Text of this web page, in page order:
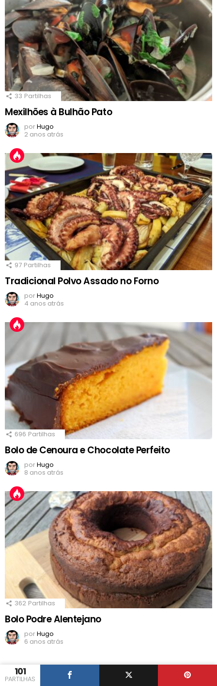
101
PARTILHAS
33 Partilhas
Mexilhões à Bulhão Pato
porHugo
2 anos atrás
97 Partilhas
Tradicional Polvo Assado no Forno
porHugo
4 anos atrás
696 Partilhas
Bolo de Cenoura e Chocolate Perfeito
porHugo
8 anos atrás
362 Partilhas
Bolo Podre Alentejano
porHugo
6 anos atrás